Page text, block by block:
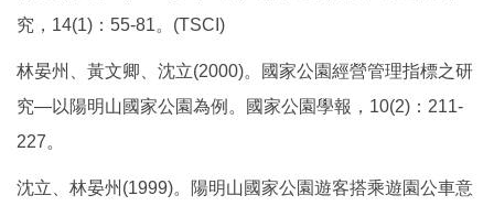
究，14(1)：55-81。(TSCI)
林晏州、黃文卿、沈立(2000)。國家公園經營管理指標之研
究—以陽明山國家公園為例。國家公園學報，10(2)：211-
227。
沈立、林晏州(1999)。陽明山國家公園遊客搭乘遊園公車意